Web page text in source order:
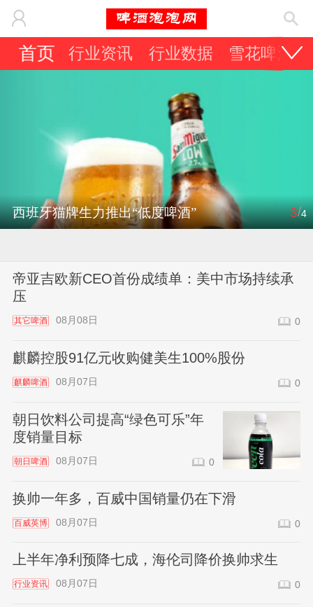
首页 行业资讯 行业数据 雪花啤酒
西班牙猫牌生力推出“低度啤酒” 3/4
帝亚吉欧新CEO首份成绩单：美中市场持续承
压
其它啤酒 08月08日 0
麒麟控股91亿元收购健美生100%股份
麒麟啤酒 08月07日 0
朝日饮料公司提高“绿色可乐”年
度销量目标
朝日啤酒 08月07日 0
换帅一年多，百威中国销量仍在下滑
百威英博 08月07日 0
上半年净利预降七成，海伦司降价换帅求生
行业资讯 08月07日 0